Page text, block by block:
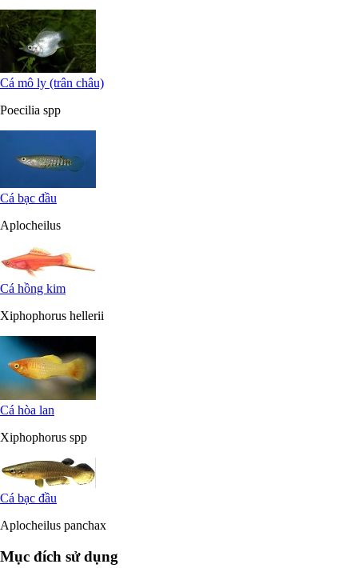
Cá mô ly (trân châu)
Poecilia spp
Cá bạc đầu
Aplocheilus
Cá hồng kim
Xiphophorus hellerii
Cá hòa lan
Xiphophorus spp
Cá bạc đầu
Aplocheilus panchax
Mục đích sử dụng